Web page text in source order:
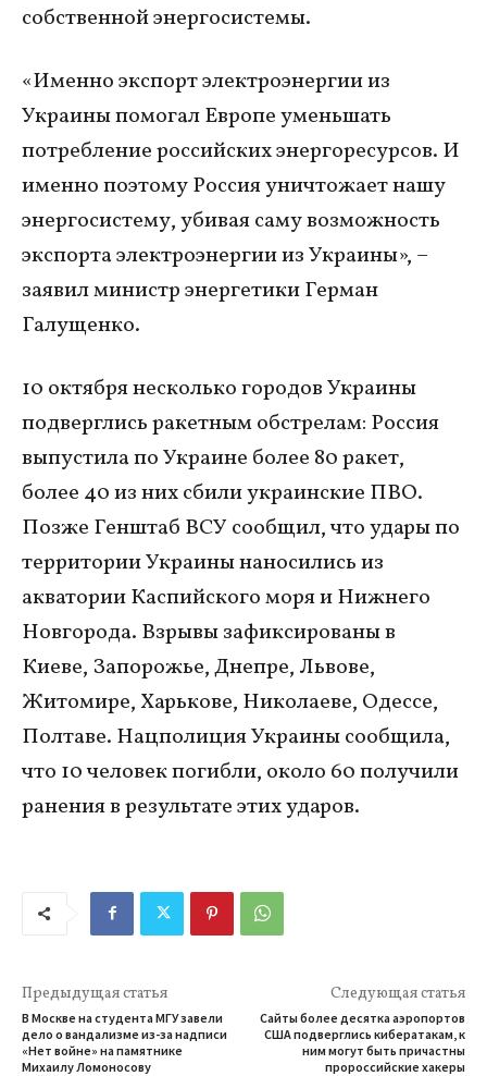
собственной энергосистемы.
«Именно экспорт электроэнергии из
Украины помогал Европе уменьшать
потребление российских энергоресурсов. И
именно поэтому Россия уничтожает нашу
энергосистему, убивая саму возможность
экспорта электроэнергии из Украины», –
заявил министр энергетики Герман
Галущенко.
10 октября несколько городов Украины
подверглись ракетным обстрелам: Россия
выпустила по Украине более 80 ракет,
более 40 из них сбили украинские ПВО.
Позже Генштаб ВСУ сообщил, что удары по
территории Украины наносились из
акватории Каспийского моря и Нижнего
Новгорода. Взрывы зафиксированы в
Киеве, Запорожье, Днепре, Львове,
Житомире, Харькове, Николаеве, Одессе,
Полтаве. Нацполиция Украины сообщила,
что 10 человек погибли, около 60 получили
ранения в результате этих ударов.
Предыдущая статья
В Москве на студента МГУ завели
дело о вандализме из-за надписи
«Нет войне» на памятнике
Михаилу Ломоносову
Следующая статья
Сайты более десятка аэропортов
США подверглись кибератакам, к
ним могут быть причастны
пророссийские хакеры